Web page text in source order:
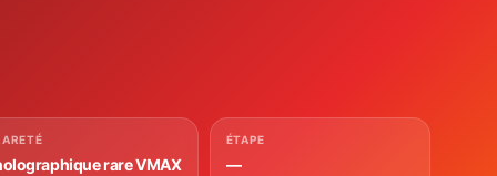
rare VMAX
ÉTAPE
—